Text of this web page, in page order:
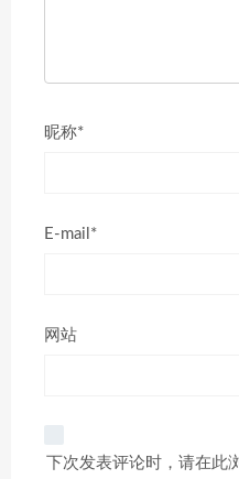
昵称*
E-mail*
网站
下次发表评论时，请在此